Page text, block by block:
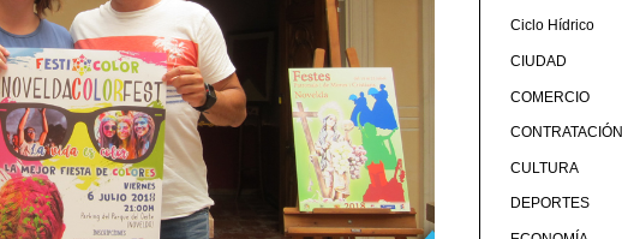
Ciclo Hídrico
CIUDAD
COMERCIO
CONTRATACIÓN
CULTURA
DEPORTES